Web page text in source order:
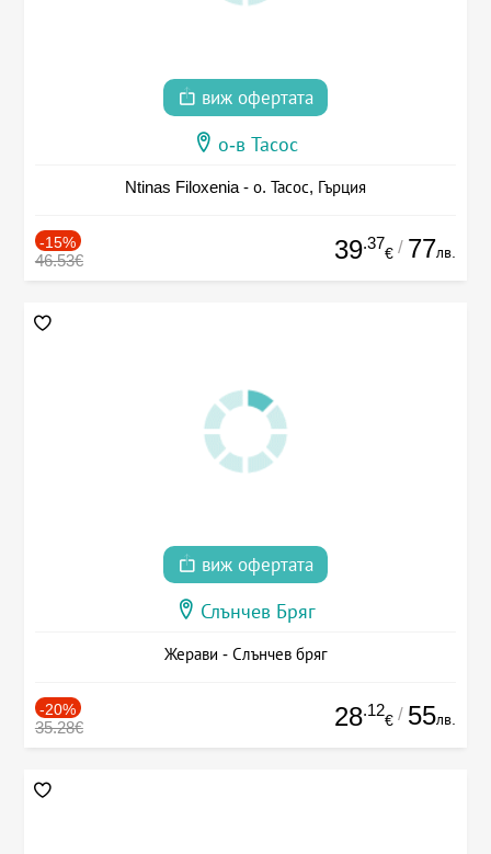
виж офертата
о-в Тасос
Ntinas Filoxenia - о. Тасос, Гърция
-15%
46.53€ 39.37
€ / 77лв.
виж офертата
Слънчев Бряг
Жерави - Слънчев бряг
-20%
35.28€ 28.12
€ / 55лв.